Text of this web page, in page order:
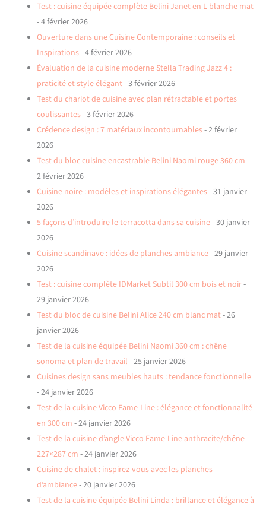
Test : cuisine équipée complète Belini Janet en L blanche mat
- 4 février 2026
Ouverture dans une Cuisine Contemporaine : conseils et
Inspirations- 4 février 2026
Évaluation de la cuisine moderne Stella Trading Jazz 4 :
praticité et style élégant- 3 février 2026
Test du chariot de cuisine avec plan rétractable et portes
coulissantes- 3 février 2026
Crédence design : 7 matériaux incontournables- 2 février
2026
Test du bloc cuisine encastrable Belini Naomi rouge 360 cm -
2 février 2026
Cuisine noire : modèles et inspirations élégantes- 31 janvier
2026
5 façons d’introduire le terracotta dans sa cuisine- 30 janvier
2026
Cuisine scandinave : idées de planches ambiance- 29 janvier
2026
Test : cuisine complète IDMarket Subtil 300 cm bois et noir-
29 janvier 2026
Test du bloc de cuisine Belini Alice 240 cm blanc mat- 26
janvier 2026
Test de la cuisine équipée Belini Naomi 360 cm : chêne
sonoma et plan de travail - 25 janvier 2026
Cuisines design sans meubles hauts : tendance fonctionnelle
- 24 janvier 2026
Test de la cuisine Vicco Fame-Line : élégance et fonctionnalité
en 300 cm - 24 janvier 2026
Test de la cuisine d’angle Vicco Fame-Line anthracite/chêne
227×287 cm - 24 janvier 2026
Cuisine de chalet : inspirez-vous avec les planches
d’ambiance- 20 janvier 2026
Test de la cuisine équipée Belini Linda : brillance et élégance à